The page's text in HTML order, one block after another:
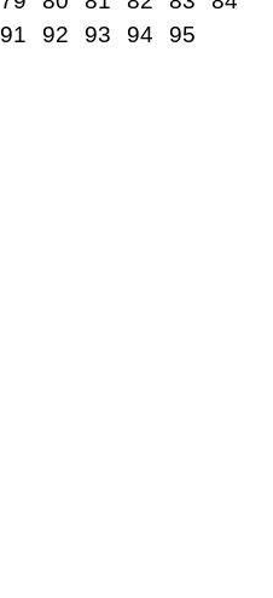
91 92 93 94 95